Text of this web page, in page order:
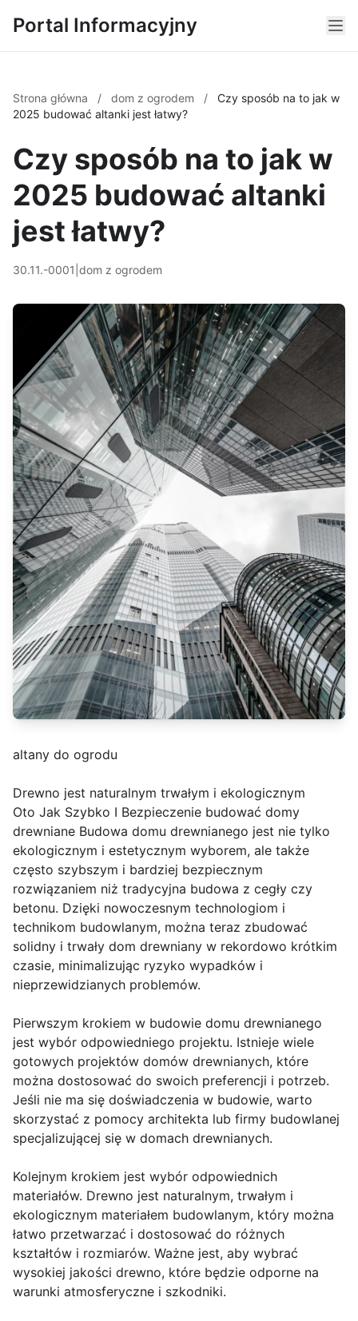
Portal Informacyjny
Strona główna / dom z ogrodem /
Czy sposób na to jak w
2025 budować altanki jest łatwy?
Czy sposób na to jak w
2025 budować altanki
jest łatwy?
30.11.-0001 dom z ogrodem
altany do ogrodu
Drewno jest naturalnym trwałym i ekologicznym
Oto Jak Szybko I Bezpieczenie budować domy
drewniane Budowa domu drewnianego jest nie tylko
ekologicznym i estetycznym wyborem, ale także
często szybszym i bardziej bezpiecznym
rozwiązaniem niż tradycyjna budowa z cegły czy
betonu. Dzięki nowoczesnym technologiom i
technikom budowlanym, można teraz zbudować
solidny i trwały dom drewniany w rekordowo krótkim
czasie, minimalizując ryzyko wypadków i
nieprzewidzianych problemów.
Pierwszym krokiem w budowie domu drewnianego
jest wybór odpowiedniego projektu. Istnieje wiele
gotowych projektów domów drewnianych, które
można dostosować do swoich preferencji i potrzeb.
Jeśli nie ma się doświadczenia w budowie, warto
skorzystać z pomocy architekta lub firmy budowlanej
specjalizującej się w domach drewnianych.
Kolejnym krokiem jest wybór odpowiednich
materiałów. Drewno jest naturalnym, trwałym i
ekologicznym materiałem budowlanym, który można
łatwo przetwarzać i dostosować do różnych
kształtów i rozmiarów. Ważne jest, aby wybrać
wysokiej jakości drewno, które będzie odporne na
warunki atmosferyczne i szkodniki.